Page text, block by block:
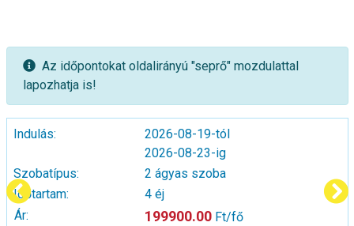
Az időpontokat oldalirányú "seprő" mozdulattal
lapozhatja is!
Indulás:
2026-08-19-tól
2026-08-23-ig
Szobatípus:
2 ágyas szoba
Időtartam:
4 éj
Ár:
199900.00 Ft/fő